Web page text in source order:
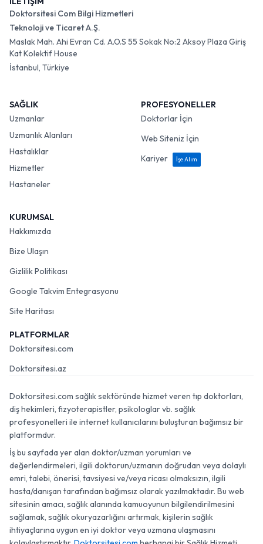
Doktorsitesi Com Bilgi Hizmetleri
Teknoloji ve Ticaret A.Ş.
Maslak Mah. Ahi Evran Cd. A.O.S 55 Sokak No:2 Aksoy Plaza Giriş
Kat Kolektif House
İstanbul, Türkiye
SAĞLIK
Uzmanlar
Uzmanlık Alanları
Hastalıklar
Hizmetler
Hastaneler
PROFESYONELLER
Doktorlar İçin
Web Siteniz İçin
Kariyer
İşe Alım
KURUMSAL
Hakkımızda
Bize Ulaşın
Gizlilik Politikası
Google Takvim Entegrasyonu
Site Haritası
PLATFORMLAR
Doktorsitesi.com
Doktorsitesi.az
Doktorsitesi.com sağlık sektöründe hizmet veren tıp doktorları,
diş hekimleri, fizyoterapistler, psikologlar vb. sağlık
profesyonelleri ile internet kullanıcılarını buluşturan bağımsız bir
platformdur.
İş bu sayfada yer alan doktor/uzman yorumları ve
değerlendirmeleri, ilgili doktorun/uzmanın doğrudan veya dolaylı
emri, talebi, önerisi, tavsiyesi ve/veya ricası olmaksızın, ilgili
hasta/danışan tarafından bağımsız olarak yazılmaktadır. Bu web
sitesinin amacı, sağlık alanında kamuoyunun bilgilendirilmesini
sağlamak, sağlık okuryazarlığını artırmak, kişilerin sağlık
ihtiyaçlarına uygun en iyi doktor veya uzmana ulaşmasını